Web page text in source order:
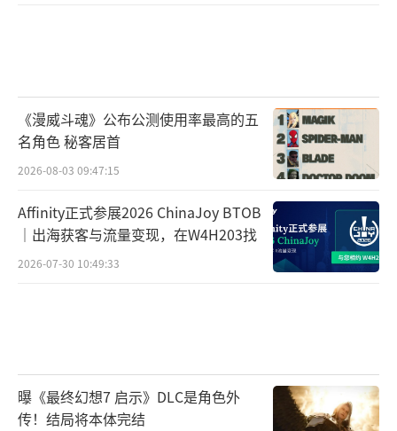
《漫威斗魂》公布公测使用率最高的五
名角色 秘客居首
2026-08-03 09:47:15
Affinity正式参展2026 ChinaJoy BTOB
｜出海获客与流量变现，在W4H203找
2026-07-30 10:49:33
曝《最终幻想7 启示》DLC是角色外
传！结局将本体完结